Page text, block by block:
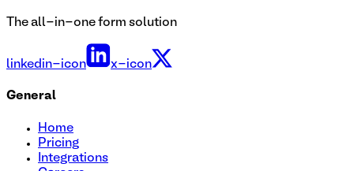
The all-in-one form solution
linkedin-icon x-icon
General
Home
Pricing
Integrations